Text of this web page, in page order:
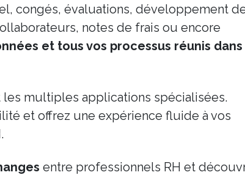
congés, évaluations, développement
notes de frais ou encore
et tous vos processus réunis dans
les multiples applications spécialisées.
et offrez une expérience fluide à vos
entre professionnels RH et